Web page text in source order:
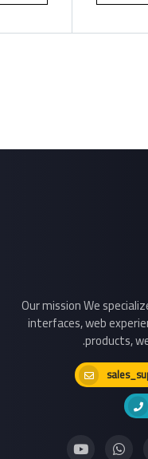
Our mission We
interfaces, web
products,